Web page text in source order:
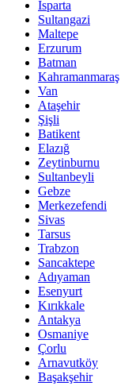
Isparta
Sultangazi
Maltepe
Erzurum
Batman
Kahramanmaraş
Van
Ataşehir
Şişli
Batikent
Elazığ
Zeytinburnu
Sultanbeyli
Gebze
Merkezefendi
Sivas
Tarsus
Trabzon
Sancaktepe
Adıyaman
Esenyurt
Kırıkkale
Antakya
Osmaniye
Çorlu
Arnavutköy
Başakşehir